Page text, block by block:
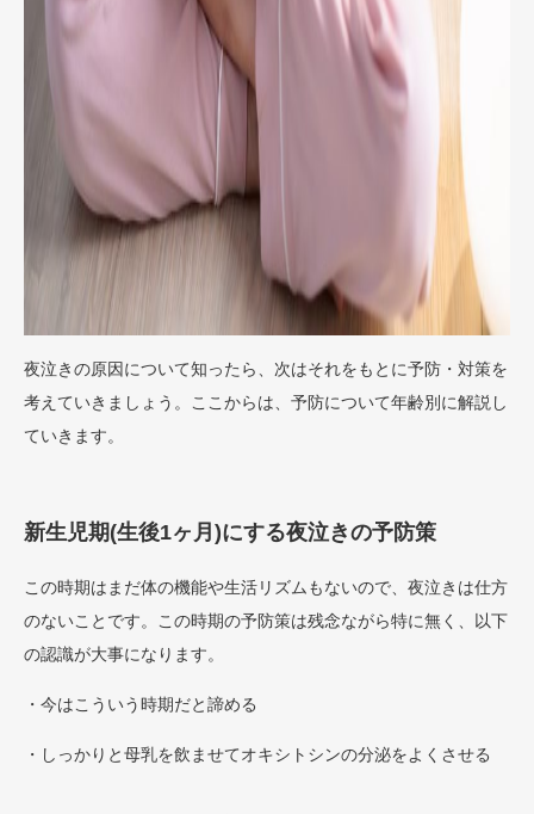
夜泣きの原因について知ったら、次はそれをもとに予防・対策を
考えていきましょう。ここからは、予防について年齢別に解説し
ていきます。
新生児期(生後1ヶ月)にする夜泣きの予防策
この時期はまだ体の機能や生活リズムもないので、夜泣きは仕方
のないことです。この時期の予防策は残念ながら特に無く、以下
の認識が大事になります。
・今はこういう時期だと諦める
・しっかりと母乳を飲ませてオキシトシンの分泌をよくさせる